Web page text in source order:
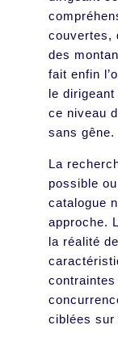
couvertes,
des
fait enfin
le
ce niveau
sans gêne.
La
possible
catalogue
approche.
la réalité
ciblées sur